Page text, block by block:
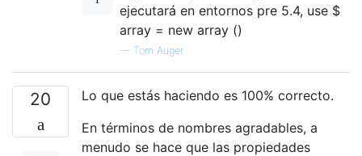
ejecutará en entornos pre 5.4, use $
array = new array ()
— Tom Auger
20
Lo que estás haciendo es 100% correcto.
En términos de nombres agradables, a
menudo se hace que las propiedades